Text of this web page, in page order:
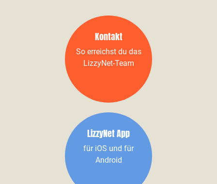
Kontakt
So erreichst du das
LizzyNet-Team
LizzyNet App
für iOS und für
Android